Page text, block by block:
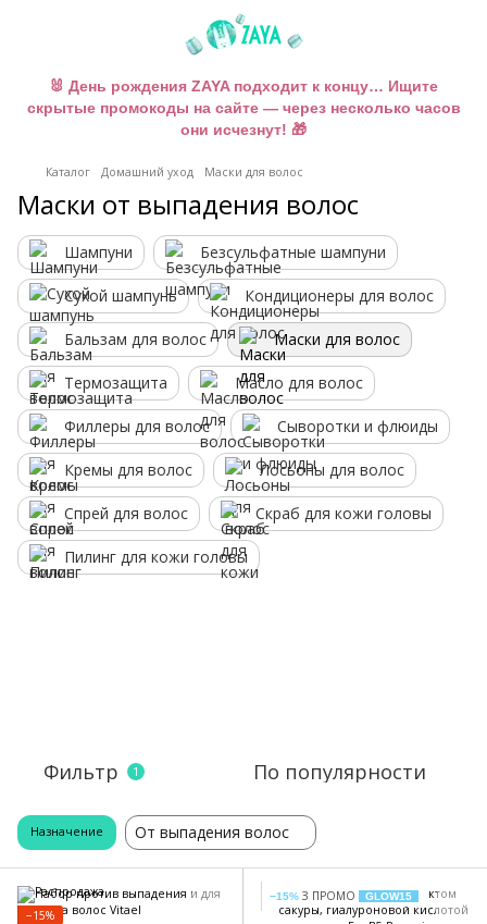
🐰 День рождения ZAYA подходит к концу… Ищите
скрытые промокоды на сайте — через несколько часов
они исчезнут! 🎁
Каталог Домашний уход Маски для волос
Маски от выпадения волос
Шампуни Безсульфатные шампуни
Сухой шампунь Кондиционеры для волос
Бальзам для волос Маски для волос
Термозащита Масло для волос
Филлеры для волос Сыворотки и флюиды
Кремы для волос Лосьоны для волос
Спрей для волос Скраб для кожи головы
Пилинг для кожи головы
Фильтр 1 По популярности
Назначение От выпадения волос
−15%
−15% З ПРОМО GLOW15